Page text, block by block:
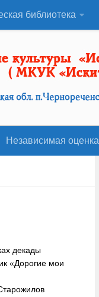
библиотека
Независимая оценка
декады
«Дорогие мои